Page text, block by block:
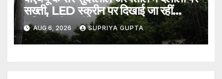
सख्ती, LED स्क्रीन पर दिखाई जा रहीं
संदिग्धों की तस्वीरें
AUG 6, 2026 SUPRIYA GUPTA